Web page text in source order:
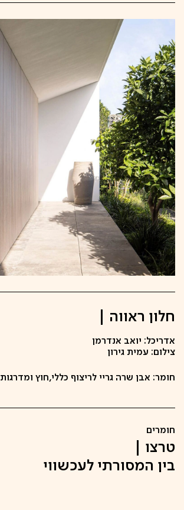
חלון ראווה |
אדריכל: יואב אנדרמן
צילום: עמית גירון
חומר: אבן שרה גריי לריצוף כללי,חוץ ומדרגות
חומרים
טרצו |
בין המסורתי לעכשווי